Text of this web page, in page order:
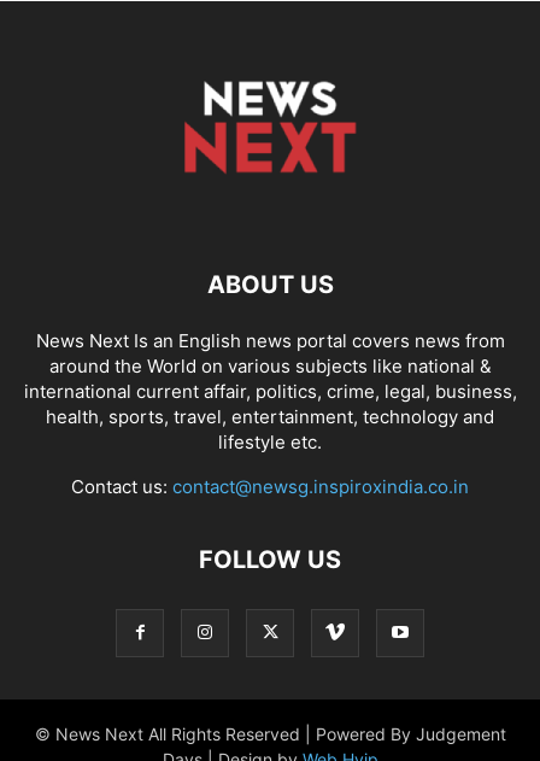
ABOUT US
News Next Is an English news portal covers news from
around the World on various subjects like national &
international current affair, politics, crime, legal, business,
health, sports, travel, entertainment, technology and
lifestyle etc.
Contact us: contact@newsg.inspiroxindia.co.in
FOLLOW US
© News Next All Rights Reserved | Powered By Judgement